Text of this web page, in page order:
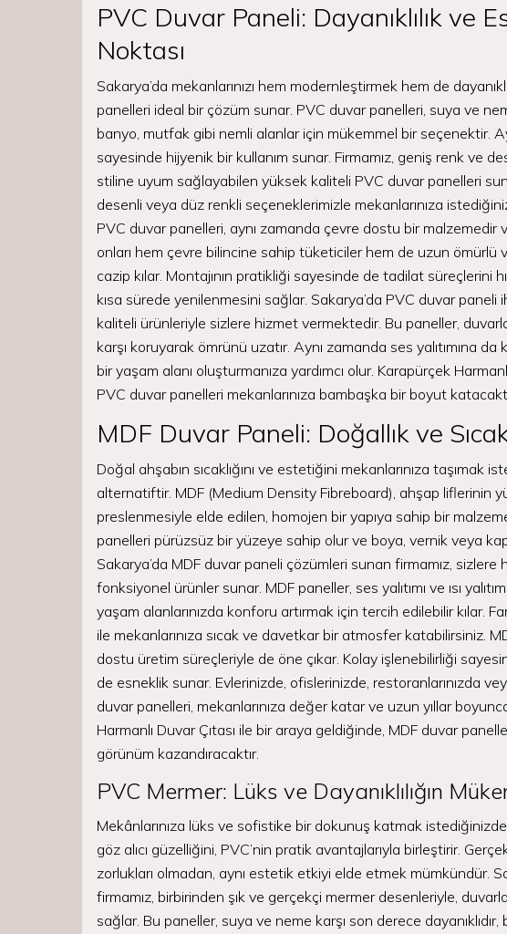
PVC Duvar Paneli: Dayanıklılık ve
Noktası
Sakarya’da mekanlarınızı hem modernleştirmek hem de
panelleri ideal bir çözüm sunar. PVC duvar panelleri, suya ve
banyo, mutfak gibi nemli alanlar için mükemmel bir seçenektir.
sayesinde hijyenik bir kullanım sunar. Firmamız, geniş renk ve
stiline uyum sağlayabilen yüksek kaliteli PVC duvar panelleri
desenli veya düz renkli seçeneklerimizle mekanlarınıza
PVC duvar panelleri, aynı zamanda çevre dostu bir
onları hem çevre bilincine sahip tüketiciler hem de uzun ömürlü
cazip kılar. Montajının pratikliği sayesinde de tadilat süreçlerini
kısa sürede yenilenmesini sağlar. Sakarya’da PVC duvar paneli
kaliteli ürünleriyle sizlere hizmet vermektedir. Bu paneller,
karşı koruyarak ömrünü uzatır. Aynı zamanda ses yalıtımına
bir yaşam alanı oluşturmanıza yardımcı olur. Karapürçek
PVC duvar panelleri mekanlarınıza bambaşka bir boyut
MDF Duvar Paneli: Doğallık ve
Doğal ahşabın sıcaklığını ve estetiğini mekanlarınıza taşımak
alternatiftir. MDF (Medium Density Fibreboard), ahşap liflerinin
preslenmesiyle elde edilen, homojen bir yapıya sahip bir
panelleri pürüzsüz bir yüzeye sahip olur ve boya, vernik veya
Sakarya’da MDF duvar paneli çözümleri sunan firmamız,
fonksiyonel ürünler sunar. MDF paneller, ses yalıtımı ve ısı
yaşam alanlarınızda konforu artırmak için tercih edilebilir kılar.
ile mekanlarınıza sıcak ve davetkar bir atmosfer katabilirsiniz.
dostu üretim süreçleriyle de öne çıkar. Kolay işlenebilirliği
de esneklik sunar. Evlerinizde, ofislerinizde, restoranlarınızda
duvar panelleri, mekanlarınıza değer katar ve uzun yıllar
Harmanlı Duvar Çıtası ile bir araya geldiğinde, MDF duvar
görünüm kazandıracaktır.
PVC Mermer: Lüks ve Dayanıklılığın
Mekânlarınıza lüks ve sofistike bir dokunuş katmak
göz alıcı güzelliğini, PVC’nin pratik avantajlarıyla birleştirir.
zorlukları olmadan, aynı estetik etkiyi elde etmek mümkündür.
firmamız, birbirinden şık ve gerçekçi mermer desenleriyle,
sağlar. Bu paneller, suya ve neme karşı son derece